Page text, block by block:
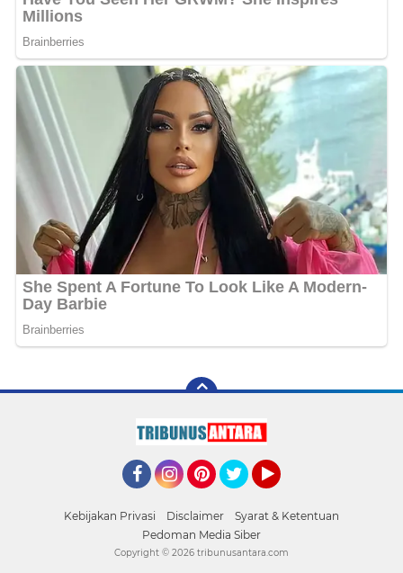
Kebijakan Privasi Disclaimer
Syarat & Ketentuan
Pedoman Media Siber
Copyright © 2026 tribunusantara.com